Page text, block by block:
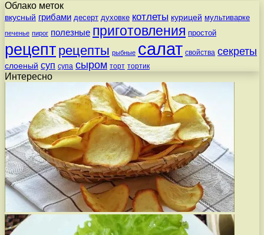
Облако меток
вкусный грибами десерт духовке котлеты курицей мультиварке
печенье пирог полезные приготовления простой
рецепт рецепты рыбные салат свойства секреты
слоеный суп супа сыром торт тортик
Интересно